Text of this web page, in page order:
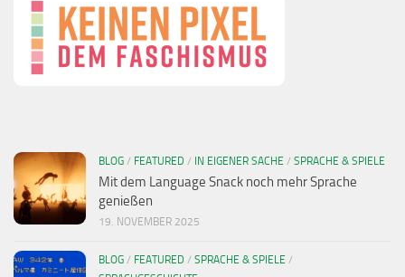
BLOG / FEATURED / IN EIGENER SACHE / SPRACHE & SPIELE
Mit dem Language Snack noch mehr Sprache
genießen
19. NOVEMBER 2025
BLOG / FEATURED / SPRACHE & SPIELE /